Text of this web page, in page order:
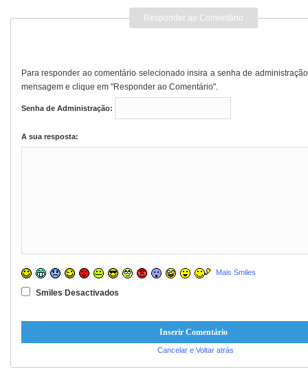
Responder ao Comentário
Para responder ao comentário selecionado insira a senha de
mensagem e clique em "Responder ao Comentário".
Senha de Administração:
A sua resposta:
Mais Smiles
Smiles Desactivados
Cancelar e Voltar atrás